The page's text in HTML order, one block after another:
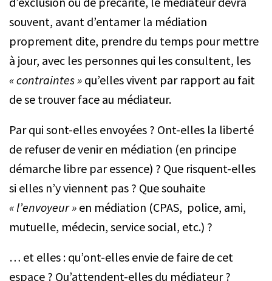
souvent, avant d’entamer la médiation
proprement dite, prendre du temps pour mettre
à jour, avec les personnes qui les consultent, les
« contraintes » qu’elles vivent par rapport au fait
de se trouver face au médiateur.
Par qui sont-elles envoyées ? Ont-elles la liberté
de refuser de venir en médiation (en principe
démarche libre par essence) ? Que risquent-elles
si elles n’y viennent pas ? Que souhaite
« l’envoyeur » en médiation (CPAS, police, ami,
mutuelle, médecin, service social, etc.) ?
… et elles : qu’ont-elles envie de faire de cet
espace ? Qu’attendent-elles du médiateur ?